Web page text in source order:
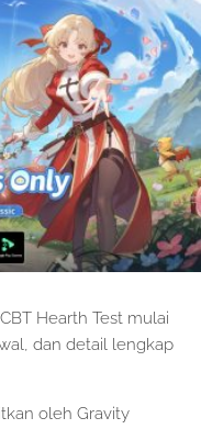
Hearth Test mulai
dan detail lengkap
oleh Gravity